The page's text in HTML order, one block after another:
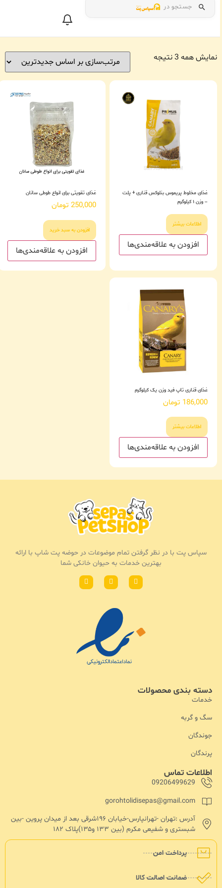
جستجو در
نمایش همه 3 نتیجه
غذای مخلوط پریموس بنلوکس قناری + پلت
– وزن ۱ کیلوگرم
اطلاعات بیشتر
افزودن به علاقه‌مندی‌ها
غذای تقویتی برای انواع طوطی سانان
250,000 تومان
افزودن به سبد خرید
افزودن به علاقه‌مندی‌ها
غذای قناری تاپ فید وزن یک کیلوگرم
186,000 تومان
اطلاعات بیشتر
افزودن به علاقه‌مندی‌ها
پرداخت امن
ضمانت اصالت کالا
اطلاعات تماس
09206499629
gorohtolidisepas@gmail.com
آدرس :تهران -تهرانپارس-خیابان ۱۹۶شرقی بعد از میدان پروین -بین
شبستری و شفیعی مکرم (بین ۱۳۳ و۱۳۵)پلاک ۱۸۲
دسته بندی محصولات
خدمات
سگ و گربه
جوندگان
پرندگان
سپاس پت با در نظر گرفتن تمام موضوعات در حوضه پت شاپ با ارائه
بهترین خدمات به حیوان خانکی شما